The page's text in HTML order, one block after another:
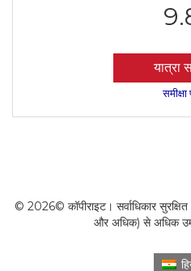
यात्रा
© 2026© कॉपीराइट। सर्वाधिकार
और अधिक) से अधिक